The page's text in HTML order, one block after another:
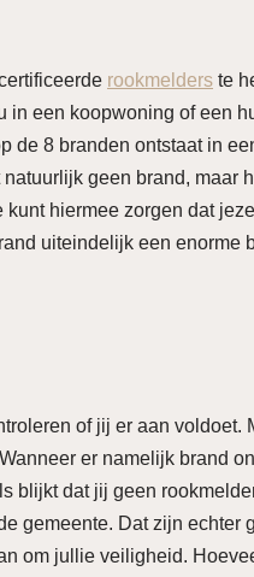
rookmelders te
een koopwoning of een
de 8 branden ontstaat in
geen brand, maar
hiermee zorgen dat
uiteindelijk een enorme
of jij er aan voldoet.
er namelijk brand
blijkt dat jij geen
gemeente. Dat zijn echter
om jullie veiligheid.